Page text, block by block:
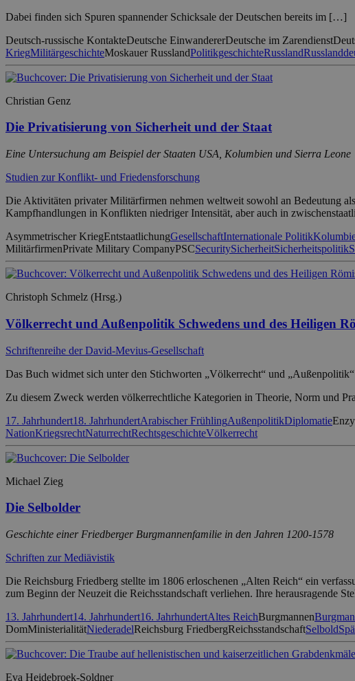
Dabei finden sich Spuren spannender Schicksale der Deutschen bereits im […]
Deutsch-russische KontakteDeutsche EinwandererDeutsche im Zarendienst
KriegMilitärgeschichteMoskauer RusslandPolitikgeschichteRussland
Christian Genz
Die Privatisierung von Sicherheit und der Staat
Eine Untersuchung am Beispiel der Staaten USA, Kolumbien und Sierra Leone
Studien zur Konflikt- und Friedensforschung
Die Aktivitäten privater Militärfirmen nehmen weltweit sowohl an Bedeutung
Kampfhandlungen in Konflikten niedriger Intensität, aber auch in
Asymmetrischer KriegEntstaatlichungGesellschaftInternationale Politik
MilitärfirmenPrivate Military CompanyPSCSecuritySicherheitSicherheitspolitik
Christoph Schmelz (Hrsg.)
Völkerrecht und Außenpolitik Schwedens und des Heiligen
Schriftenreihe der David-Mevius-Gesellschaft
Das Buch widmet sich unter den Stichworten „Völkerrecht“ und
Zu diesem Zweck werden völkerrechtliche Kategorien in Theorie, Norm und
17. Jahrhundert18. JahrhundertArabischer FrühlingAußenpolitikDiplomatie
NationKriegsrechtNaturrechtRechtsgeschichteVölkerrecht
Michael Zieg
Die Selbolder
Geschichte einer Friedberger Burgmannenfamilie in den Jahren 1200-1578
Schriften zur Mediävistik
Die Reichsburg Friedberg stellte im 1806 erloschenen „Alten Reich“ ein
zum Beginn der Neuzeit die Reichsstandschaft verliehen. Ihre herausragende
13. Jahrhundert14. Jahrhundert16. JahrhundertAltes ReichBurgmannen
DomMinisterialitätNiederadelReichsburg FriedbergReichsstandschaftSelbold
Eva Heidebroek-Soldner